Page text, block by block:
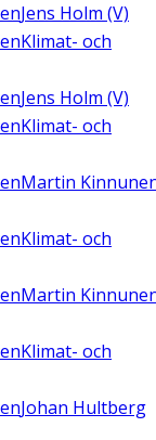
Jens Holm (V)
Klimat- och
Jens Holm (V)
Klimat- och
Martin
Klimat- och
Martin
Klimat- och
Johan Hultberg